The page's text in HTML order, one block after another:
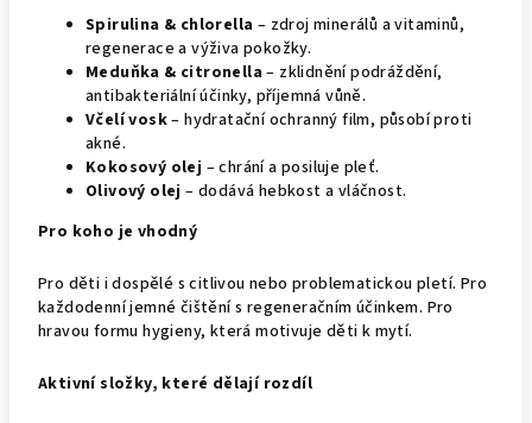
Spirulina & chlorella – zdroj minerálů a vitaminů,
regenerace a výživa pokožky.
Meduňka & citronella – zklidnění podráždění,
antibakteriální účinky, příjemná vůně.
Včelí vosk– hydratační ochranný film, působí proti
akné.
Kokosový olej – chrání a posiluje pleť.
Olivový olej – dodává hebkost a vláčnost.
Pro koho je vhodný
Pro děti i dospělé s citlivou nebo problematickou pletí. Pro
každodenní jemné čištění s regeneračním účinkem. Pro
hravou formu hygieny, která motivuje děti k mytí.
Aktivní složky, které dělají rozdíl